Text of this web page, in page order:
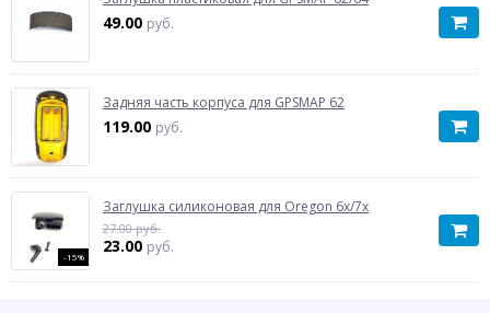
49.00 руб.
Задняя часть корпуса для GPSMAP 62
119.00 руб.
-15%
Заглушка силиконовая для Oregon 6x/7x
27.00 руб.
23.00 руб.